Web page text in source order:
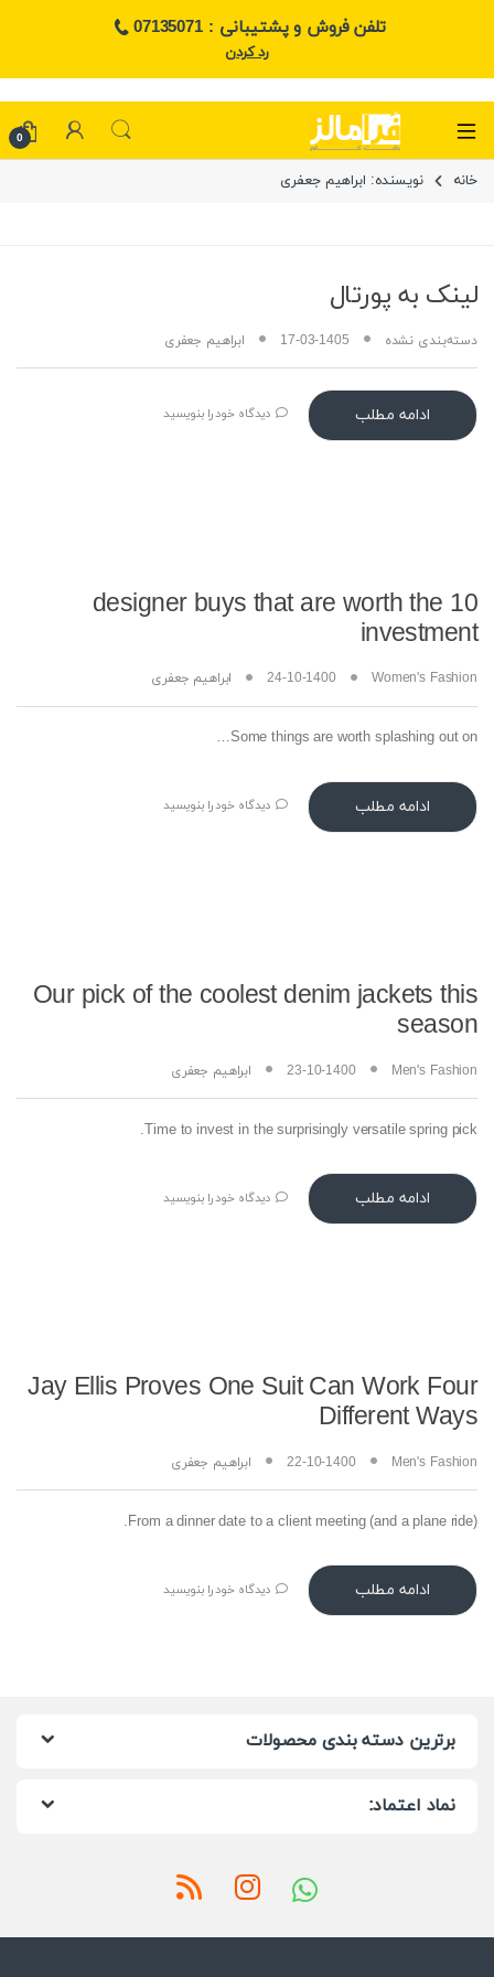
تلفن فروش و پشتیبانی : 07135071
رد کردن
0
خانه نویسنده: ابراهیم جعفری
لینک به پورتال
دسته‌بندی نشده 17-03-1405 ابراهیم جعفری
ادامه مطلب دیدگاه خود را بنویسید
10 designer buys that are worth the
investment
Women's Fashion
24-10-1400 ابراهیم جعفری
Some things are worth splashing out on…
ادامه مطلب دیدگاه خود را بنویسید
Our pick of the coolest denim jackets this
season
Men's Fashion
23-10-1400 ابراهیم جعفری
Time to invest in the surprisingly versatile spring pick.
ادامه مطلب دیدگاه خود را بنویسید
Jay Ellis Proves One Suit Can Work Four
Different Ways
Men's Fashion
22-10-1400 ابراهیم جعفری
From a dinner date to a client meeting (and a plane ride).
ادامه مطلب دیدگاه خود را بنویسید
برترین دسته بندی محصولات
نماد اعتماد: